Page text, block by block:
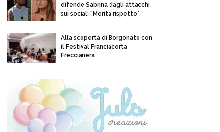
difende Sabrina dagli attacchi
sui social: “Merita rispetto”
Alla scoperta di Borgonato con
il Festival Franciacorta
Freccianera